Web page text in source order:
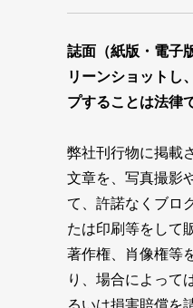
誌面（紙版・電子
リーンショットし
プすることは法律
弊社刊行物に掲載
文章を、写真撮影
て、許諾なくブロ
たは印刷等をして
著作権、肖像権等
り、場合によって